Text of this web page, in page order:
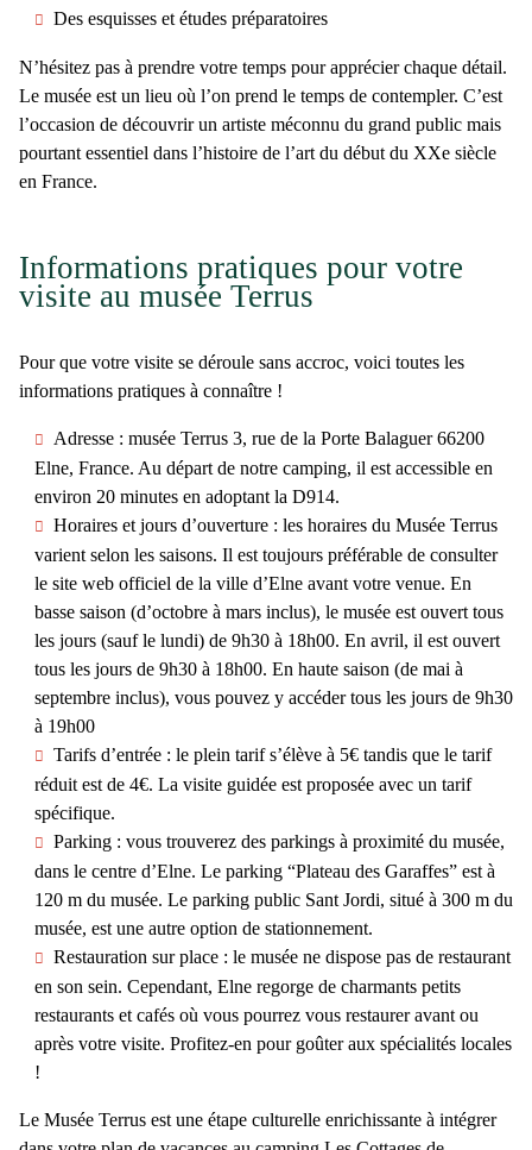
Des esquisses et études préparatoires
N’hésitez pas à prendre votre temps pour apprécier chaque détail.
Le musée est un lieu où l’on prend le temps de contempler. C’est
l’occasion de découvrir un artiste méconnu du grand public mais
pourtant essentiel dans l’histoire de l’art du début du XXe siècle
en France.
Informations pratiques pour votre
visite au musée Terrus
Pour que votre visite se déroule sans accroc, voici toutes les
informations pratiques à connaître !
Adresse: musée Terrus 3, rue de la Porte Balaguer 66200
Elne, France. Au départ de notre camping, il est accessible en
environ 20 minutes en adoptant la D914.
Horaires et jours d’ouverture: les horaires du Musée Terrus
varient selon les saisons. Il est toujours préférable de consulter
le site web officiel de la ville d’Elne avant votre venue. En
basse saison (d’octobre à mars inclus), le musée est ouvert tous
les jours (sauf le lundi) de 9h30 à 18h00. En avril, il est ouvert
tous les jours de 9h30 à 18h00. En haute saison (de mai à
septembre inclus), vous pouvez y accéder tous les jours de 9h30
à 19h00
Tarifs d’entrée: le plein tarif s’élève à 5€ tandis que le tarif
réduit est de 4€. La visite guidée est proposée avec un tarif
spécifique.
Parking: vous trouverez des parkings à proximité du musée,
dans le centre d’Elne. Le parking “Plateau des Garaffes” est à
120 m du musée. Le parking public Sant Jordi, situé à 300 m du
musée, est une autre option de stationnement.
Restauration sur place: le musée ne dispose pas de restaurant
en son sein. Cependant, Elne regorge de charmants petits
restaurants et cafés où vous pourrez vous restaurer avant ou
après votre visite. Profitez-en pour goûter aux spécialités locales
!
Le Musée Terrus est une étape culturelle enrichissante à intégrer